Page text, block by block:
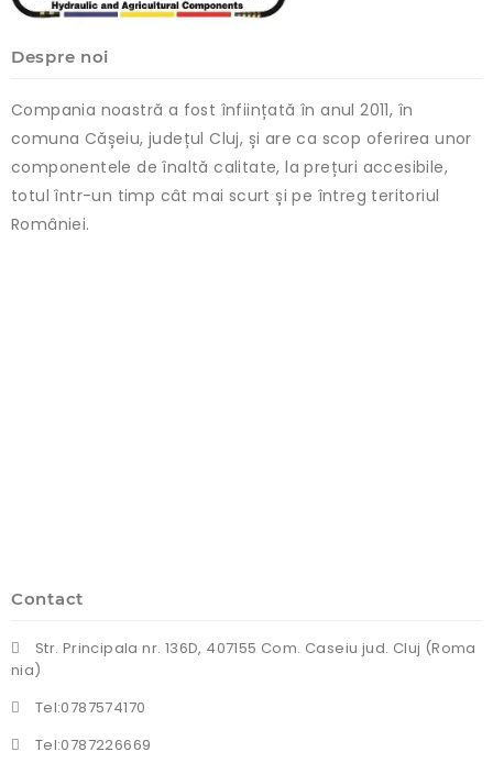
Despre noi
Compania noastră a fost înființată în anul 2011, în
comuna Cășeiu, județul Cluj, și are ca scop oferirea unor
componentele de înaltă calitate, la prețuri accesibile,
totul într-un timp cât mai scurt și pe întreg teritoriul
României.
Contact
Str. Principala nr. 136D, 407155 Com. Caseiu jud. Cluj (Roma
nia)
Tel:0787574170
Tel:0787226669